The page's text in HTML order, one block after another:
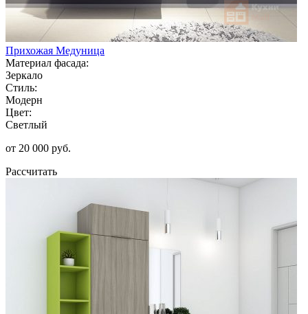
Прихожая Медуница
Материал фасада:
Зеркало
Стиль:
Модерн
Цвет:
Светлый
от 20 000 руб.
Рассчитать